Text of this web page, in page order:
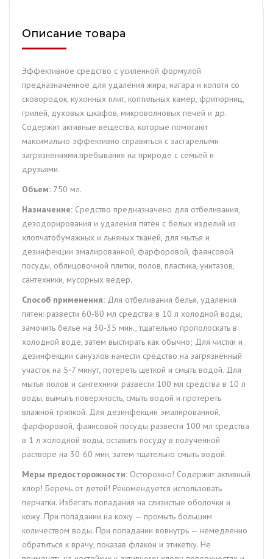
Описание товара
Эффективное средство с усиленной формулой
предназначенное для удаления жира, нагара и копоти со
сковородок, кухонных плит, коптильных камер, фритюрниц,
грилей, духовых шкафов, микроволновых печей и др.
Содержит активные вещества, которые помогают
максимально эффективно справиться с застарелыми
загрязнениями.пребывания на природе с семьей и
друзьями.
Объем: 750 мл.
Назначение: Средство предназначено для отбеливания,
дезодорирования и удаления пятен с белых изделий из
хлопчатобумажных и льняных тканей, для мытья и
дезинфекции эмалированной, фарфоровой, фаянсовой
посуды, облицовочной плитки, полов, пластика, унитазов,
сантехники, мусорных ведер.
Способ применения: Для отбеливания белья, удаления
пятен: развести 60-80 мл средства в 10 л холодной воды,
замочить белье на 30-35 мин., тщательно прополоскать в
холодной воде, затем выстирать как обычно; Для чистки и
дезинфекции санузлов нанести средство на загрязненный
участок на 5-7 минут, потереть щеткой и смыть водой. Для
мытья полов и сантехники развести 100 мл средства в 10 л
воды, вымыть поверхность, смыть водой и протереть
влажной тряпкой. Для дезинфекции эмалированной,
фарфоровой, фаянсовой посуды развести 100 мл средства
в 1 л холодной воды, оставить посуду в полученной
растворе на 30-60 мин, затем тщательно смыть водой.
Меры предосторожности: Осторожно! Содержит активный
хлор! Беречь от детей! Рекомендуется использовать
перчатки. Избегать попадания на слизистые оболочки и
кожу. При попадании на кожу — промыть большим
количеством воды. При попадании вовнутрь — немедленно
обратиться к врачу, показав флакон и этикетку. Не